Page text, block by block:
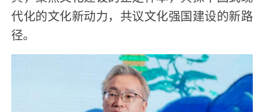
代化的文化新动力，共议文化强国建设的新路
径。